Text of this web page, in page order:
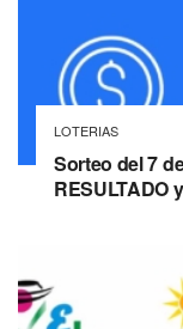
LOTERIAS
Sorteo del 7
RESULTADO